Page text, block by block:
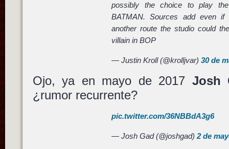
possibly the choice to play
BATMAN. Sources add even
another route the studio could
villain in BOP
— Justin Kroll (@krolljvar)30 de
Ojo, ya en mayo de 2017 Josh
¿rumor recurrente?
pic.twitter.com/36NBBdA3g6
— Josh Gad (@joshgad)2 de